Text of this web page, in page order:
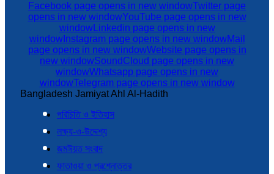
Facebook page opens in new windowTwitter page
opens in new windowYouTube page opens in new
windowLinkedin page opens in new
windowInstagram page opens in new windowMail
page opens in new windowWebsite page opens in
new windowSoundCloud page opens in new
windowWhatsapp page opens in new
windowTelegram page opens in new window
Bangladesh Jamiyat Ahl Al-Hadith
পরিচিতি ও ইতিহাস
লক্ষ্য-ও-উদ্দেশ্য
জমঈয়ত সংবাদ
ফাতাওয়া ও প্রশ্নোত্তর